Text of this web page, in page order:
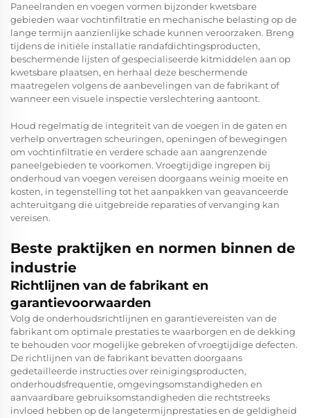
Paneelranden en voegen vormen bijzonder kwetsbare
gebieden waar vochtinfiltratie en mechanische belasting op de
lange termijn aanzienlijke schade kunnen veroorzaken. Breng
tijdens de initiële installatie randafdichtingsproducten,
beschermende lijsten of gespecialiseerde kitmiddelen aan op
kwetsbare plaatsen, en herhaal deze beschermende
maatregelen volgens de aanbevelingen van de fabrikant of
wanneer een visuele inspectie verslechtering aantoont.
Houd regelmatig de integriteit van de voegen in de gaten en
verhelp onvertragen scheuringen, openingen of bewegingen
om vochtinfiltratie en verdere schade aan aangrenzende
paneelgebieden te voorkomen. Vroegtijdige ingrepen bij
onderhoud van voegen vereisen doorgaans weinig moeite en
kosten, in tegenstelling tot het aanpakken van geavanceerde
achteruitgang die uitgebreide reparaties of vervanging kan
vereisen.
Beste praktijken en normen binnen de
industrie
Richtlijnen van de fabrikant en
garantievoorwaarden
Volg de onderhoudsrichtlijnen en garantievereisten van de
fabrikant om optimale prestaties te waarborgen en de dekking
te behouden voor mogelijke gebreken of vroegtijdige defecten.
De richtlijnen van de fabrikant bevatten doorgaans
gedetailleerde instructies over reinigingsproducten,
onderhoudsfrequentie, omgevingsomstandigheden en
aanvaardbare gebruiksomstandigheden die rechtstreeks
invloed hebben op de langetermijnprestaties en de geldigheid